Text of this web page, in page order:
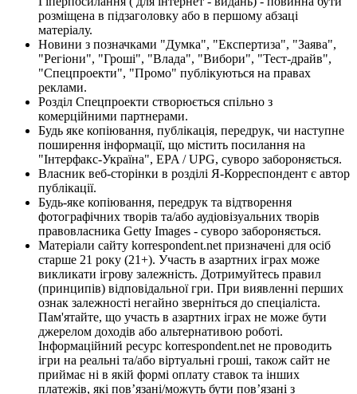
розміщена в підзаголовку або в першому абзаці
матеріалу.
Новини з позначками "Думка", "Експертиза", "Заява",
"Регіони", "Гроші", "Влада", "Вибори", "Тест-драйв",
"Спецпроекти", "Промо" публікуються на правах
реклами.
Розділ Спецпроекти створюється спільно з
комерційними партнерами.
Будь яке копіювання, публікація, передрук, чи наступне
поширення інформації, що містить посилання на
"Інтерфакс-Україна", EPA / UPG, суворо забороняється.
Власник веб-сторінки в розділі Я-Корреспондент є автор
публікації.
Будь-яке копіювання, передрук та відтворення
фотографічних творів та/або аудіовізуальних творів
правовласника Getty Images - суворо забороняється.
Матеріали сайту korrespondent.net призначені для осіб
старше 21 року (21+). Участь в азартних іграх може
викликати ігрову залежність. Дотримуйтесь правил
(принципів) відповідальної гри. При виявленні перших
ознак залежності негайно зверніться до спеціаліста.
Пам'ятайте, що участь в азартних іграх не може бути
джерелом доходів або альтернативою роботі.
Інформаційний ресурс korrespondent.net не проводить
ігри на реальні та/або віртуальні гроші, також сайт не
приймає ні в якій формі оплату ставок та інших
платежів, які пов’язані/можуть бути пов’язані з